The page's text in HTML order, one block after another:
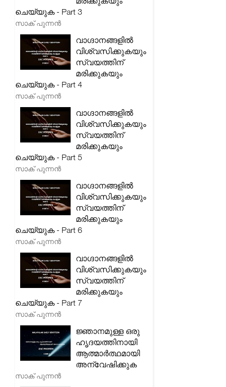
ചെയ്യുക - Part 3
സാക് പുന്നൻ
വാഗ്ദാനങ്ങളിൽ
വിശ്വസിക്കുകയും
സ്വയത്തിന്
മരിക്കുകയും
ചെയ്യുക - Part 4
സാക് പുന്നൻ
വാഗ്ദാനങ്ങളിൽ
വിശ്വസിക്കുകയും
സ്വയത്തിന്
മരിക്കുകയും
ചെയ്യുക - Part 5
സാക് പുന്നൻ
വാഗ്ദാനങ്ങളിൽ
വിശ്വസിക്കുകയും
സ്വയത്തിന്
മരിക്കുകയും
ചെയ്യുക - Part 6
സാക് പുന്നൻ
വാഗ്ദാനങ്ങളിൽ
വിശ്വസിക്കുകയും
സ്വയത്തിന്
മരിക്കുകയും
ചെയ്യുക - Part 7
സാക് പുന്നൻ
ജ്ഞാനമുള്ള ഒരു
ഹൃദയത്തിനായി
ആത്മാർത്ഥമായി
അന്വേഷിക്കുക
സാക് പുന്നൻ